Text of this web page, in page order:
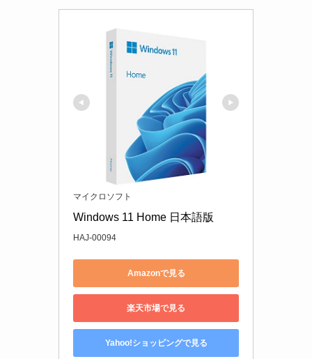
マイクロソフト
Windows 11 Home 日本語版
HAJ-00094
Amazonで見る
楽天市場で見る
Yahoo!ショッピングで見る